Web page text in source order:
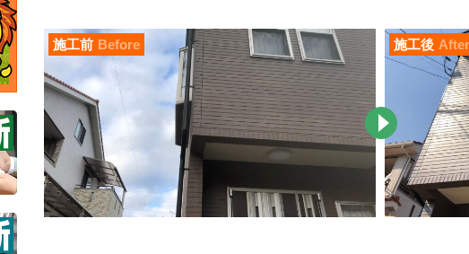
施工前 Before 施工後 After